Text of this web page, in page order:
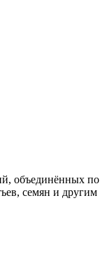
объединённых по
семян и другим